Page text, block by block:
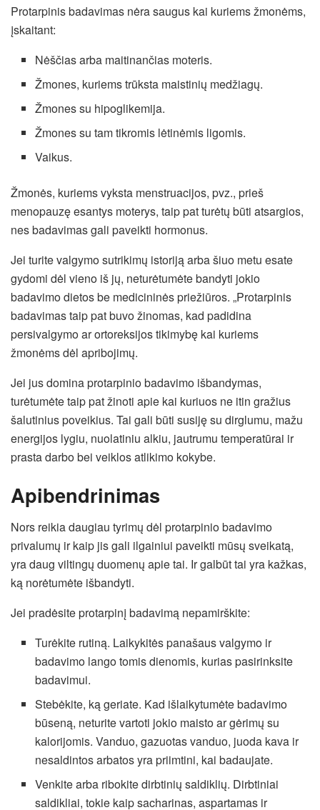
Protarpinis badavimas nėra saugus kai kuriems žmonėms,
įskaitant:
Nėščias arba maitinančias moteris.
Žmones, kuriems trūksta maistinių medžiagų.
Žmones su hipoglikemija.
Žmones su tam tikromis lėtinėmis ligomis.
Vaikus.
Žmonės, kuriems vyksta menstruacijos, pvz., prieš
menopauzę esantys moterys, taip pat turėtų būti atsargios,
nes badavimas gali paveikti hormonus.
Jei turite valgymo sutrikimų istoriją arba šiuo metu esate
gydomi dėl vieno iš jų, neturėtumėte bandyti jokio
badavimo dietos be medicininės priežiūros. „Protarpinis
badavimas taip pat buvo žinomas, kad padidina
persivalgymo ar ortoreksijos tikimybę kai kuriems
žmonėms dėl apribojimų.
Jei jus domina protarpinio badavimo išbandymas,
turėtumėte taip pat žinoti apie kai kuriuos ne itin gražius
šalutinius poveikius. Tai gali būti susiję su dirglumu, mažu
energijos lygiu, nuolatiniu alkiu, jautrumu temperatūrai ir
prasta darbo bei veiklos atlikimo kokybe.
Apibendrinimas
Nors reikia daugiau tyrimų dėl protarpinio badavimo
privalumų ir kaip jis gali ilgainiui paveikti mūsų sveikatą,
yra daug viltingų duomenų apie tai. Ir galbūt tai yra kažkas,
ką norėtumėte išbandyti.
Jei pradėsite protarpinį badavimą nepamirškite:
Turėkite rutiną. Laikykitės panašaus valgymo ir
badavimo lango tomis dienomis, kurias pasirinksite
badavimui.
Stebėkite, ką geriate. Kad išlaikytumėte badavimo
būseną, neturite vartoti jokio maisto ar gėrimų su
kalorijomis. Vanduo, gazuotas vanduo, juoda kava ir
nesaldintos arbatos yra priimtini, kai badaujate.
Venkite arba ribokite dirbtinių saldiklių. Dirbtiniai
saldikliai, tokie kaip sacharinas, aspartamas ir